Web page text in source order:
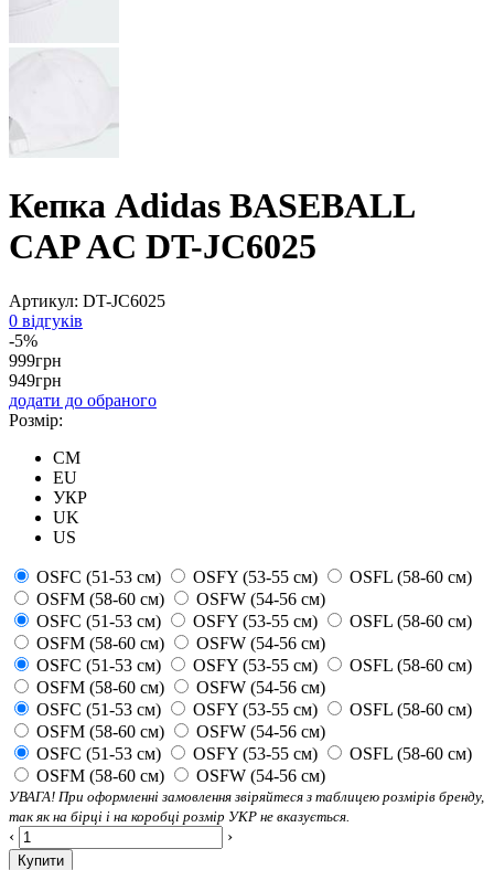
Кепка Adidas BASEBALL
CAP AC DT-JC6025
Артикул: DT-JC6025
0 відгуків
-5%
999грн
949грн
додати до обраного
Розмір:
CM
EU
УКР
UK
US
OSFC (51-53 см) OSFY (53-55 см)
OSFL (58-60 см)
OSFM (58-60 см)
OSFW (54-56 см)
OSFC (51-53 см)
OSFY (53-55 см)
OSFL (58-60 см)
OSFM (58-60 см)
OSFW (54-56 см)
OSFC (51-53 см)
OSFY (53-55 см)
OSFL (58-60 см)
OSFM (58-60 см)
OSFW (54-56 см)
OSFC (51-53 см)
OSFY (53-55 см)
OSFL (58-60 см)
OSFM (58-60 см)
OSFW (54-56 см)
OSFC (51-53 см)
OSFY (53-55 см)
OSFL (58-60 см)
OSFM (58-60 см)
OSFW (54-56 см)
УВАГА! При оформленні замовлення звіряйтеся з таблицею розмірів бренду,
так як на бірці і на коробці розмір УКР не вказується.
‹ ›
Купити